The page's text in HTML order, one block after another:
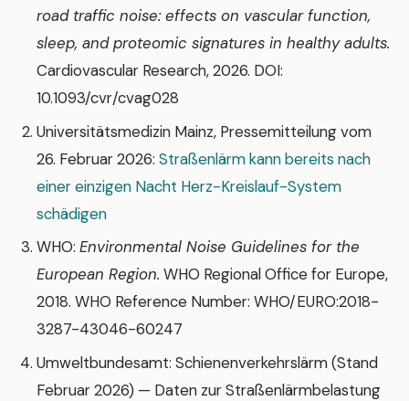
road traffic noise: effects on vascular function,
sleep, and proteomic signatures in healthy adults.
Cardiovascular Research, 2026. DOI:
10.1093/cvr/cvag028
Universitätsmedizin Mainz, Pressemitteilung vom
26. Februar 2026: Straßenlärm kann bereits nach
einer einzigen Nacht Herz-Kreislauf-System
schädigen
WHO: Environmental Noise Guidelines for the
European Region. WHO Regional Office for Europe,
2018. WHO Reference Number: WHO/EURO:2018-
3287-43046-60247
Umweltbundesamt: Schienenverkehrslärm (Stand
Februar 2026) — Daten zur Straßenlärmbelastung